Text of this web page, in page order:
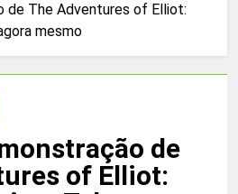
de The Adventures of Elliot:
mesmo
de
of Elliot: